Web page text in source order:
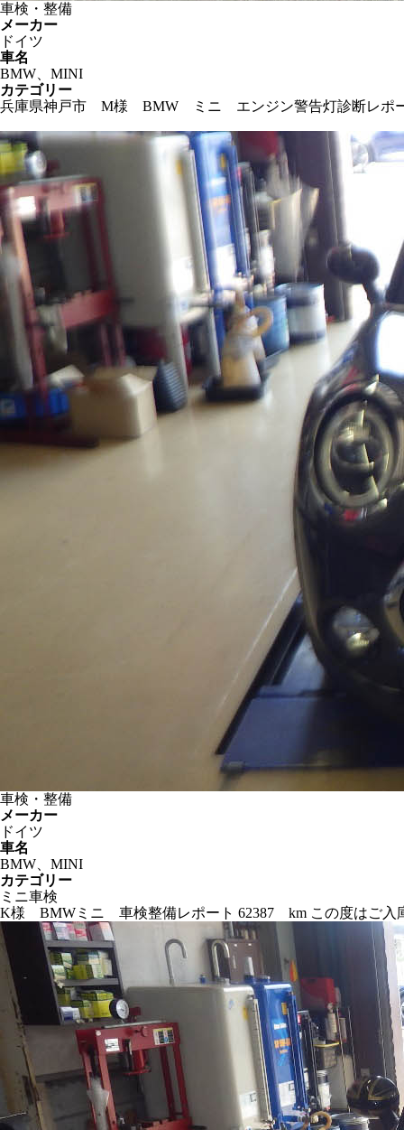
車検・整備
メーカー
ドイツ
車名
BMW、MINI
カテゴリー
兵庫県神戸市 M様 BMW ミニ エンジン警告灯診断レポー
車検・整備
メーカー
ドイツ
車名
BMW、MINI
カテゴリー
ミニ車検
K様 BMWミニ 車検整備レポート 62387 km この度はご入